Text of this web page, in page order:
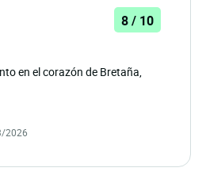
8 / 10
en el corazón de Bretaña,
2026